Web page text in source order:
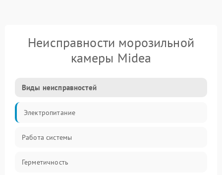
Неисправности морозильной
камеры Midea
Виды неисправностей
Электропитание
Работа системы
Герметичность